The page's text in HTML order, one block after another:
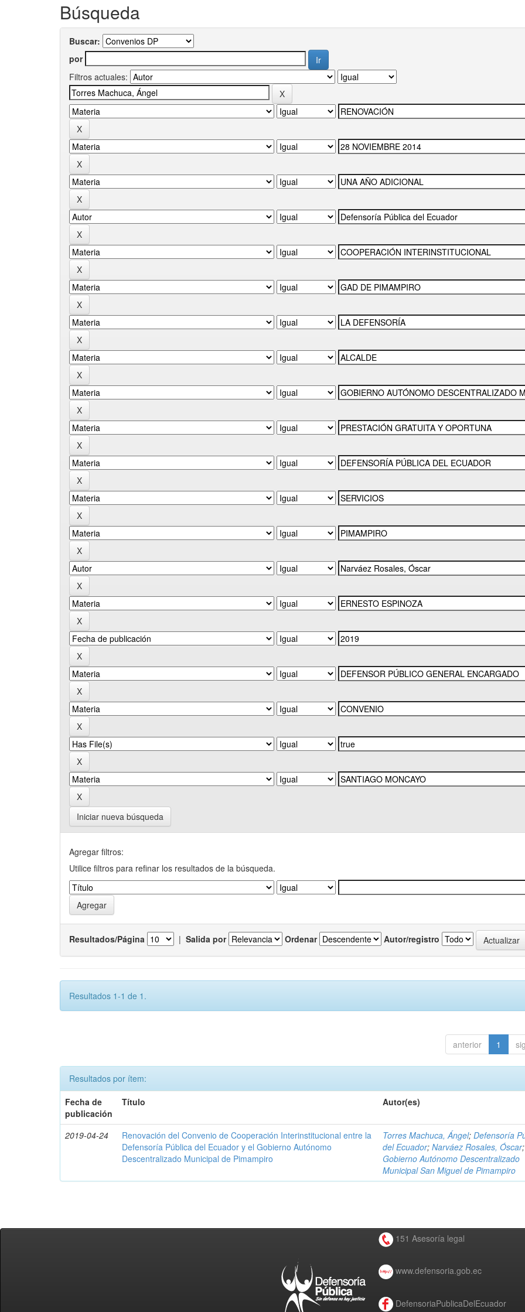
Búsqueda
Buscar:
por
Filtros actuales:
Iniciar nueva búsqueda
Agregar filtros:
Utilice filtros para refinar los resultados de la búsqueda.
Resultados/Página | Salida por Ordenar Autor/registro
Resultados 1-1 de 1.
anterior 1
Resultados por ítem:
Fecha de
publicación
Título Autor(es)
2019-04-24
Renovación del Convenio de Cooperación Interinstitucional entre la
Defensoría Pública del Ecuador y el Gobierno Autónomo
Descentralizado Municipal de Pimampiro
Torres Machuca, Ángel;Defensoría
del Ecuador;Narváez Rosales, Óscar;
Gobierno Autónomo Descentralizado
Municipal San Miguel de Pimampiro
151 Asesoría legal
www.defensoria.gob.ec
DefensoriaPublicaDelEcuador